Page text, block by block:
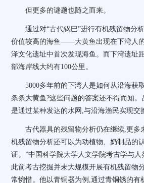
但更多的谜题也随之而来。
通过对“古代锅巴”进行有机残留物分
价值较高的海鱼——大黄鱼出现在下湾人
泽文化遗址中首次发现海鱼。而下湾遗址
部海岸线大约有100公里。
5000多年前的下湾人是如何从沿海获
条条大黄鱼?这些问题的答案还不得而知
是通过某种发达的水网,与沿海渔民实现交
古代器具的残留物分析仍在继续,更多
机残留物分析还可以为动植物、奶制品的
证。”中国科学院大学人文学院考古学与人
此前考古挖掘并未大规模开展有机残留物
常惋惜。他以青铜器为例,通过青铜锈的有